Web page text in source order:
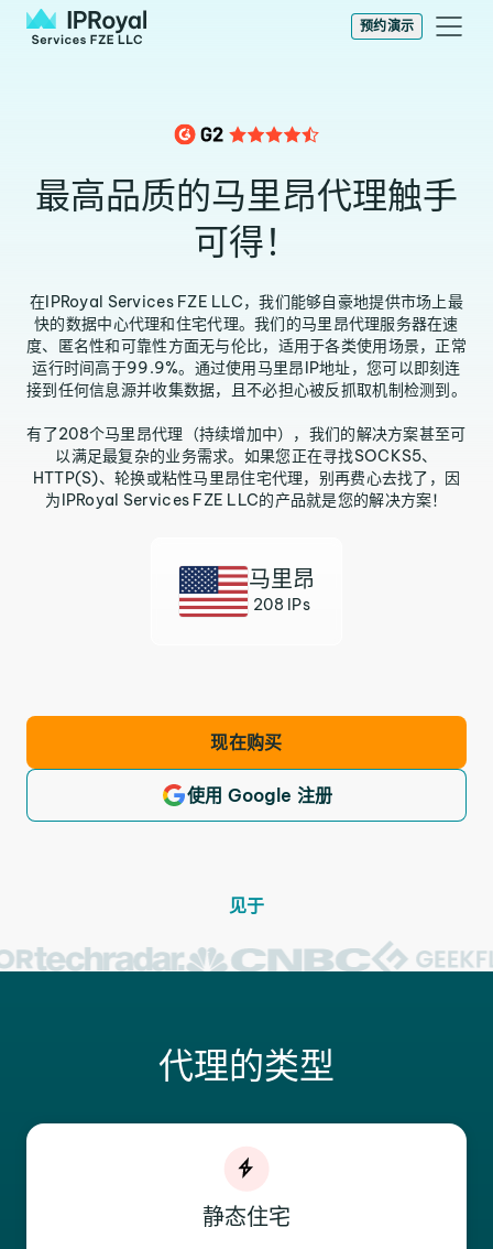
预约演示
最高品质的马里昂代理触手
可得！
在IPRoyal Services FZE LLC，我们能够自豪地提供市场上最
快的数据中心代理和住宅代理。我们的马里昂代理服务器在速
度、匿名性和可靠性方面无与伦比，适用于各类使用场景，正常
运行时间高于99.9%。通过使用马里昂IP地址，您可以即刻连
接到任何信息源并收集数据，且不必担心被反抓取机制检测到。
有了208个马里昂代理（持续增加中），我们的解决方案甚至可
以满足最复杂的业务需求。如果您正在寻找SOCKS5、
HTTP(S)、轮换或粘性马里昂住宅代理，别再费心去找了，因
为IPRoyal Services FZE LLC的产品就是您的解决方案！
马里昂
208 IPs
现在购买
使用 Google 注册
见于
代理的类型
静态住宅